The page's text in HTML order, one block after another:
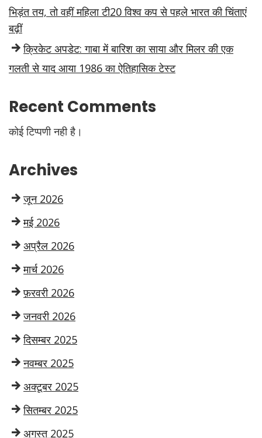
भिड़ंत तय, तो वहीं महिला टी20 विश्व कप से पहले भारत की चिंताएं
बढ़ीं
क्रिकेट अपडेट: गाबा में बारिश का साया और मिलर की एक
गलती से याद आया 1986 का ऐतिहासिक टेस्ट
Recent Comments
कोई टिप्पणी नही है।
Archives
जून 2026
मई 2026
अप्रैल 2026
मार्च 2026
फ़रवरी 2026
जनवरी 2026
दिसम्बर 2025
नवम्बर 2025
अक्टूबर 2025
सितम्बर 2025
अगस्त 2025